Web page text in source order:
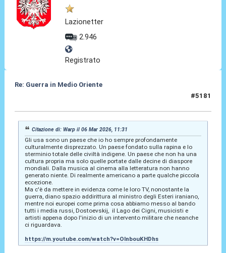
Lazionetter
2.946
Registrato
Re: Guerra in Medio Oriente
#5181
Citazione di: Warp il 06 Mar 2026, 11:31
Gli usa sono un paese che io ho sempre profondamente
culturalmente disprezzato. Un paese fondato sulla rapina e lo
sterminio totale delle civiltà indigene. Un paese che non ha una
cultura propria ma solo quelle portate dalle decine di diaspore
mondiali. Dalla musica al cinema alla letteratura non hanno
generato niente. Di realmente americano a parte qualche piccola
eccezione.
Ma c'è da mettere in evidenza come le loro TV, nonostante la
guerra, diano spazio addirittura al ministro degli Esteri iraniano,
mentre noi europei come prima cosa abbiamo messo al bando
tutti i media russi, Dostoevskij, il Lago dei Cigni, musicisti e
artisti appena dopo l'inizio di un intervento militare che neanche
ci riguardava.
https://m.youtube.com/watch?v=OlnbouKHDhs